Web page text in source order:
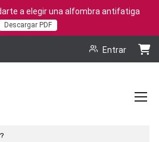
a elegir una alfombra antifatiga
Descargar PDF
Entrar